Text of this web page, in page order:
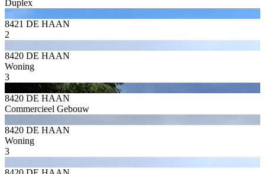
Duplex
8421 DE HAAN
2
8420 DE HAAN
Woning
3
8420 DE HAAN
Commercieel Gebouw
8420 DE HAAN
Woning
3